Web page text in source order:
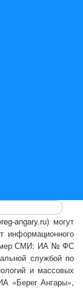
angary.ru) могут
информационного
СМИ: ИА № ФС
службой по
и массовых
«Берег Ангары»,